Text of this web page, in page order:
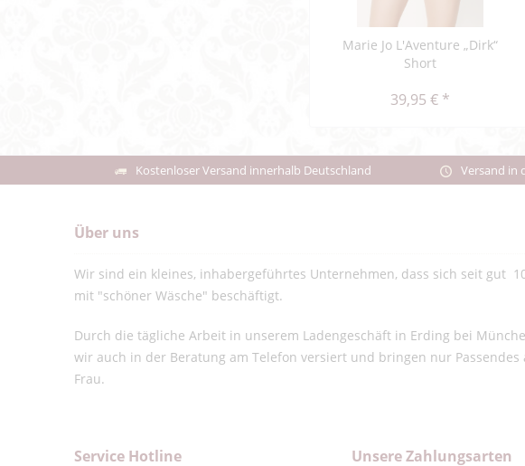
Marie Jo L'Aventure „Dirk“
Short
39,95 € *
Kostenloser Versand innerhalb Deutschland Versand in
Über uns
Wir sind ein kleines, inhabergeführtes Unternehmen, dass sich seit gut
mit "schöner Wäsche" beschäftigt.
Durch die tägliche Arbeit in unserem Ladengeschäft in Erding bei
wir auch in der Beratung am Telefon versiert und bringen nur Passendes
Frau.
Service Hotline Unsere Zahlungsarten